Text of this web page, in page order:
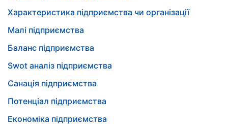
Характеристика підприємства чи організації
Малі підприємства
Баланс підприємства
Swot аналіз підприємства
Санація підприємства
Потенціал підприємства
Економіка підприємства